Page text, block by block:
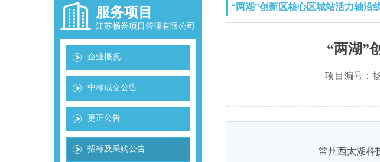
服务项目
江苏畅誉项目管理有限公司
企业概况
中标成交公告
更正公告
招标及采购公告
“两湖”创新区核心区城站活力轴沿
“两湖”
项目编号：
常州西太湖科